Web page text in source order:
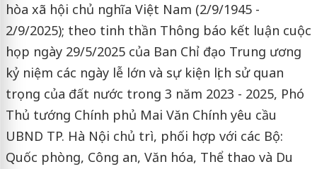
hòa xã hội chủ nghĩa Việt Nam (2/9/1945 -
2/9/2025); theo tinh thần Thông báo kết luận cuộc
họp ngày 29/5/2025 của Ban Chỉ đạo Trung ương
kỷ niệm các ngày lễ lớn và sự kiện lịch sử quan
trọng của đất nước trong 3 năm 2023 - 2025, Phó
Thủ tướng Chính phủ Mai Văn Chính yêu cầu
UBND TP. Hà Nội chủ trì, phối hợp với các Bộ:
Quốc phòng, Công an, Văn hóa, Thể thao và Du